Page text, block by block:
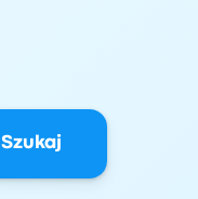
Szukaj